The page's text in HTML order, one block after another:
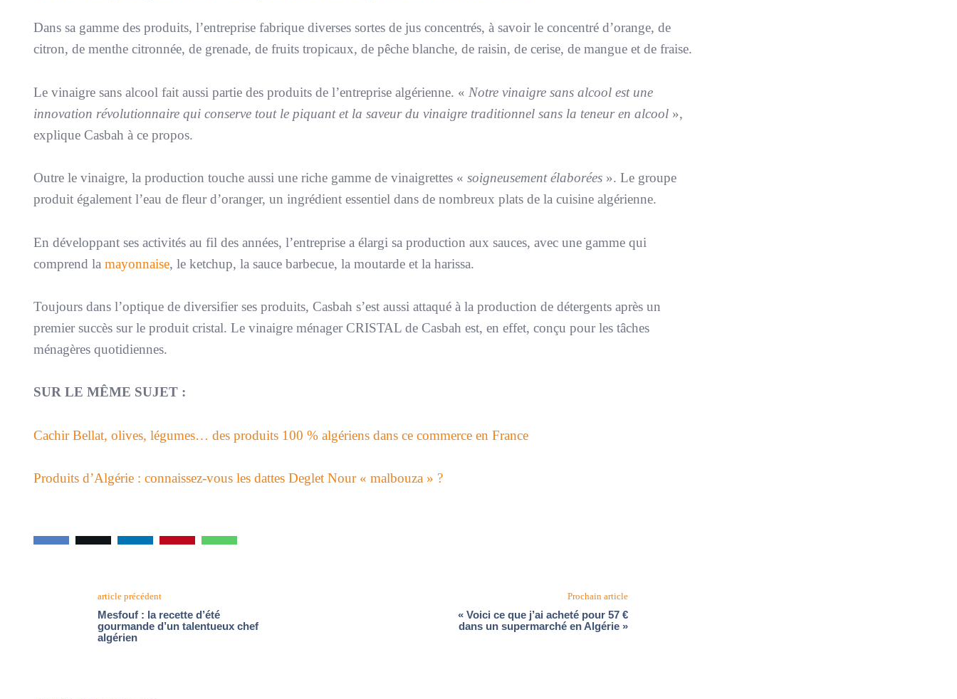
Dans sa gamme des produits, l’entreprise fabrique diverses sortes de jus concentrés, à savoir le concentré d’orange, de
citron, de menthe citronnée, de grenade, de fruits tropicaux, de pêche blanche, de raisin, de cerise, de mangue et de fraise.
Le vinaigre sans alcool fait aussi partie des produits de l’entreprise algérienne. « Notre vinaigre sans alcool est une
innovation révolutionnaire qui conserve tout le piquant et la saveur du vinaigre traditionnel sans la teneur en alcool »,
explique Casbah à ce propos.
Outre le vinaigre, la production touche aussi une riche gamme de vinaigrettes « soigneusement élaborées ». Le groupe
produit également l’eau de fleur d’oranger, un ingrédient essentiel dans de nombreux plats de la cuisine algérienne.
En développant ses activités au fil des années, l’entreprise a élargi sa production aux sauces, avec une gamme qui
comprend la mayonnaise, le ketchup, la sauce barbecue, la moutarde et la harissa.
Toujours dans l’optique de diversifier ses produits, Casbah s’est aussi attaqué à la production de détergents après un
premier succès sur le produit cristal. Le vinaigre ménager CRISTAL de Casbah est, en effet, conçu pour les tâches
ménagères quotidiennes.
SUR LE MÊME SUJET :
Cachir Bellat, olives, légumes… des produits 100 % algériens dans ce commerce en France
Produits d’Algérie : connaissez-vous les dattes Deglet Nour « malbouza » ?
article précédent
Mesfouf : la recette d’été
gourmande d’un talentueux chef
algérien
Prochain article
« Voici ce que j’ai acheté pour 57 €
dans un supermarché en Algérie »